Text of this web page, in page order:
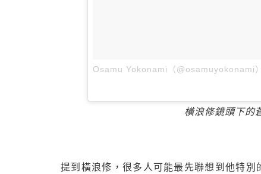
Osamu Yokonami（@osamuyokonami
橫浪修鏡頭下的
提到橫浪修，很多人可能最先聯想到他特